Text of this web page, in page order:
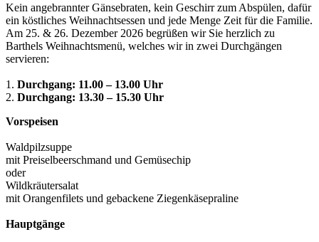
Kein angebrannter Gänsebraten, kein Geschirr zum Abspülen, dafür
ein köstliches Weihnachtsessen und jede Menge Zeit für die Familie.
Am 25. & 26. Dezember 2026 begrüßen wir Sie herzlich zu
Barthels Weihnachtsmenü, welches wir in zwei Durchgängen
servieren:
1. Durchgang: 11.00 – 13.00 Uhr
2. Durchgang: 13.30 – 15.30 Uhr
Vorspeisen
Waldpilzsuppe
mit Preiselbeerschmand und Gemüsechip
oder
Wildkräutersalat
mit Orangenfilets und gebackene Ziegenkäsepraline
Hauptgänge